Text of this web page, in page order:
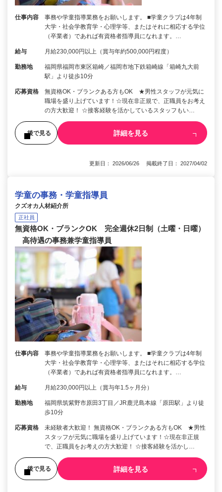
仕事内容
事務や学童指導業務をお願いします。 ■学童クラブは4年制
大学・社会学教育学・心理学等、またはそれに相応する学位
（卒業者）であれば有資格者指導員になれます。…
給与 月給230,000円以上（賞与年約500,000円程度）
勤務地
福岡県福岡市東区箱崎／福岡市地下鉄箱崎線「箱崎九大前
駅」より徒歩10分
応募資格
無資格OK・ブランクある方もOK ★男性スタッフが元気に
職場を盛り上げています！☆現在非正規で、正職員をお考え
の方大歓迎！ ☆接客経験を活かしているスタッフもい…
後で見る 詳細を見る
更新日： 2026/06/26 掲載終了日： 2027/04/02
学童の事務・学童指導員
クズオカ人材紹介所
正社員
無資格OK・ブランクOK 完全週休2日制（土曜・日曜）
高待遇の事務兼学童指導員
仕事内容
事務や学童指導業務をお願いします。 ■学童クラブは4年制
大学・社会学教育学・心理学等、またはそれに相応する学位
（卒業者）であれば有資格者指導員になれます。…
給与 月給230,000円以上（賞与年1.5ヶ月分）
勤務地
福岡県筑紫野市原田3丁目／JR鹿児島本線「原田駅」より徒
歩10分
応募資格
未経験者大歓迎！ 無資格OK・ブランクある方もOK ★男性
スタッフが元気に職場を盛り上げています！☆現在非正規
で、正職員をお考えの方大歓迎！ ☆接客経験を活かし…
後で見る 詳細を見る